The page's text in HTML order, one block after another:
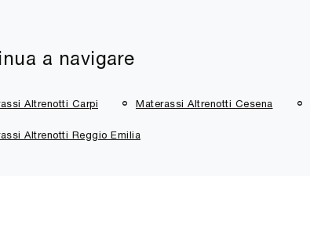
a navigare
Altrenotti Carpi Materassi Altrenotti Cesena
Altrenotti Reggio Emilia